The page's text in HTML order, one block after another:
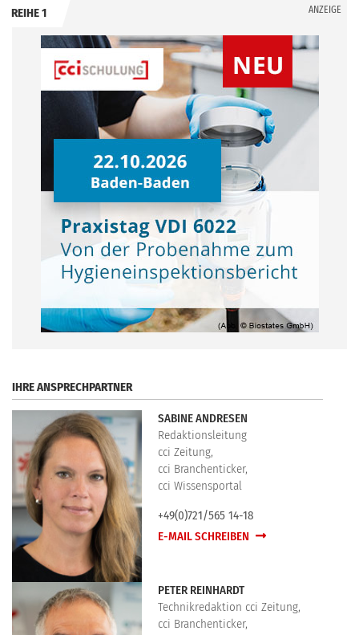
REIHE 1 ANZEIGE
IHRE ANSPRECHPARTNER
SABINE ANDRESEN
Redaktionsleitung
cci Zeitung,
cci Branchenticker,
cci Wissensportal
+49(0)721/565 14-18
E-MAIL SCHREIBEN
PETER REINHARDT
Technikredaktion cci Zeitung,
cci Branchenticker,